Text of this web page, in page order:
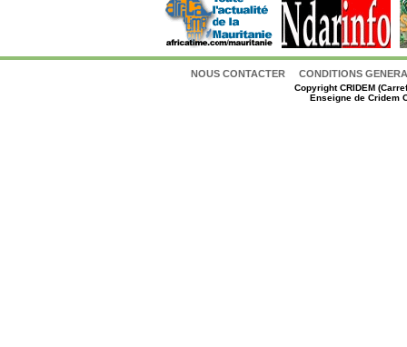
NOUS CONTACTER CONDITIONS
CopyrightCRIDEM
Enseigne de Cridem